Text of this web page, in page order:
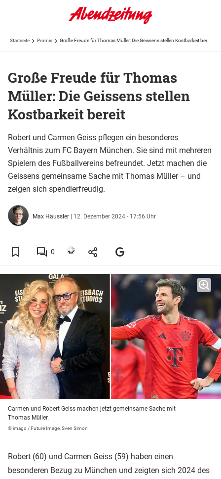
Startseite Promis Große Freude für Thomas Müller: Die Geissens stellen Kostbarkeit bereit
Große Freude für Thomas
Müller: Die Geissens stellen
Kostbarkeit bereit
Robert und Carmen Geiss pflegen ein besonderes
Verhältnis zum FC Bayern München. Sie sind mit mehreren
Spielern des Fußballvereins befreundet. Jetzt machen die
Geissens gemeinsame Sache mit Thomas Müller – und
zeigen sich spendierfreudig.
Max Häussler | 12. Dezember 2024 - 17:56 Uhr
0
Carmen und Robert Geiss machen jetzt gemeinsame Sache mit
Thomas Müller.
© imago / Future Image, Sven Simon
Robert (60) und Carmen Geiss (59) haben einen
besonderen Bezug zu München und zeigten sich 2024 des